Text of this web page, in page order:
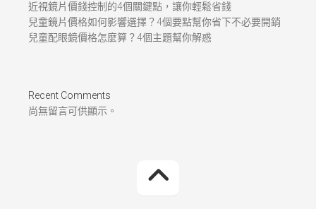
近視鏡片價錢控制的4個關鍵點，讓你輕鬆省錢
兒童鏡片價格如何影響選擇？4個要點幫你省下不必要開銷
兒童配眼鏡價格怎麼算？4個主題幫你解惑
Recent Comments
尚無留言可供顯示。